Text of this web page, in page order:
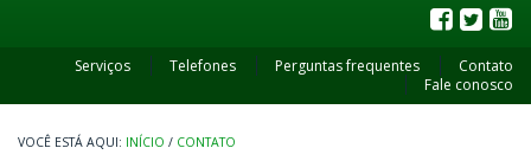
Serviços Telefones Perguntas frequentes
Contato
Fale conosco
INÍCIO / CONTATO